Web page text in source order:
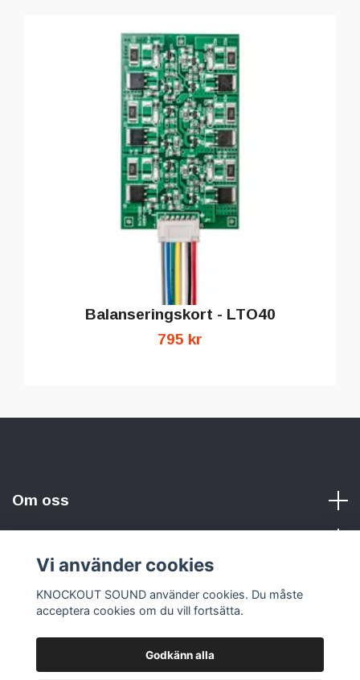
Balanseringskort - LTO40
795 kr
Om oss
Sociala medier
Vi använder cookies
KNOCKOUT SOUND använder cookies. Du måste
acceptera cookies om du vill fortsätta.
Godkänn alla